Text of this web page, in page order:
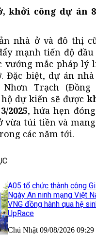
khởi công dự án
nhà ở và đô thị
mạnh tiến độ
vướng mắc pháp lý
Đặc biệt, dự án
Trạch (Đồng
dự kiến sẽ được
2025, hứa hẹn
vừa túi tiền và
các năm tới.
A05 tổ chức thành công
Ngày An ninh mạng Việt
VNG đồng hành qua hệ
UpRace
Chủ Nhật 09/08/2026